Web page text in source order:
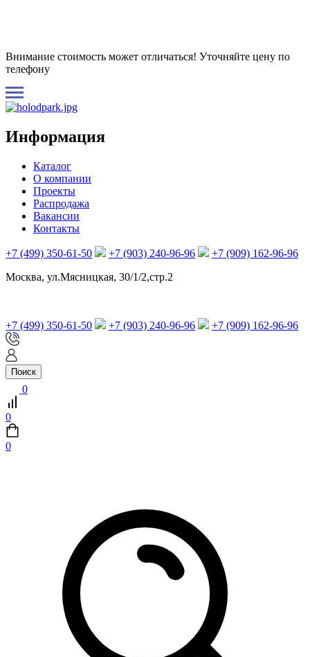
Внимание стоимость может отличаться! Уточняйте цену по
телефону
Информация
Каталог
О компании
Проекты
Распродажа
Вакансии
Контакты
+7 (499) 350-61-50 +7 (903) 240-96-96
+7 (909) 162-96-96
Москва, ул.Мясницкая, 30/1/2,стр.2
+7 (499) 350-61-50 +7 (903) 240-96-96 +7 (909) 162-96-96
Поиск
0
0
0